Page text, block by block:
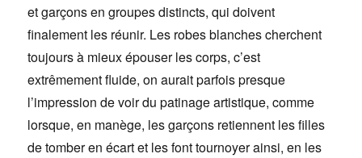
et garçons en groupes distincts, qui doivent
finalement les réunir. Les robes blanches cherchent
toujours à mieux épouser les corps, c’est
extrêmement fluide, on aurait parfois presque
l’impression de voir du patinage artistique, comme
lorsque, en manège, les garçons retiennent les filles
de tomber en écart et les font tournoyer ainsi, en les